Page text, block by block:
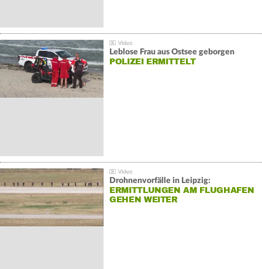
Leblose Frau aus Ostsee geborgen
POLIZEI ERMITTELT
Drohnenvorfälle in Leipzig:
ERMITTLUNGEN AM FLUGHAFEN
GEHEN WEITER